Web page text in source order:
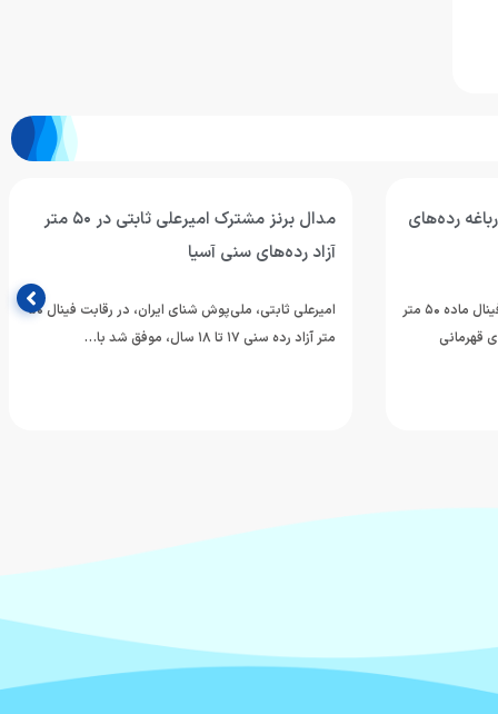
در ۵۰ متر قورباغه رده‌های
علیرضا عرب، ملی‌پوش شنای ایران، در فینال ماده ۵۰ متر
رقابت‌های قهرمانی
مدال برنز مشترک امیرعلی ثابتی در ۵۰ متر
آزاد رده‌های سنی آسیا
امیرعلی ثابتی، ملی‌پوش شنای ایران، در رقابت فینال ۵۰
متر آزاد رده سنی ۱۷ تا ۱۸ سال، موفق شد با…